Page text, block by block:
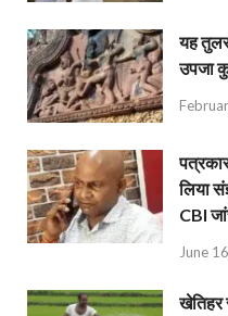
यह
उपजा
लिया
CBI
June
खेतिहर